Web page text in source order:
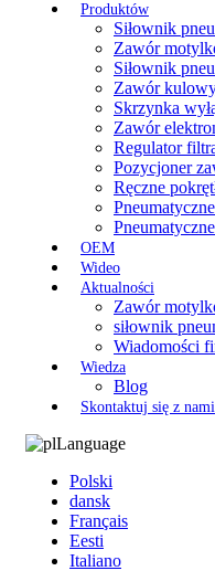
Produktów
Siłownik
Zawór
Siłownik
Zawór
Skrzynka
Zawór
Regulator
Pozycjoner
Ręczne
OEM
Wideo
Aktualności
Zawór
siłownik
Wiadomości
Wiedza
Blog
Skontaktuj się z nami
Language
Polski
dansk
Français
Eesti
Italiano